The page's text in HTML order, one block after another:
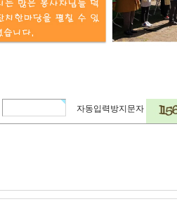
자동입력방지문자